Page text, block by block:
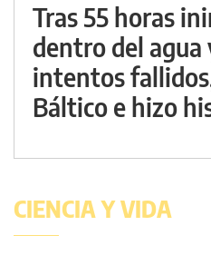
Tras 55 horas
dentro del agua
intentos
Báltico e hizo
CIENCIA Y VIDA